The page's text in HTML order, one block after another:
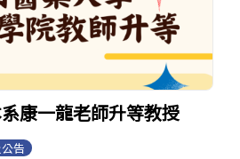
系康一龍老師升等教授
告